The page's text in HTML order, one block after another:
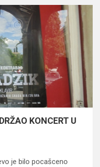
KONCERT U
je bilo pocašceno